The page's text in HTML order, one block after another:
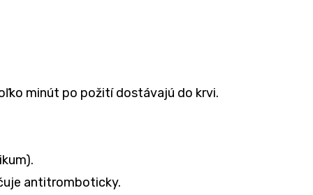
minút po požití dostávajú do krvi.
antitromboticky.